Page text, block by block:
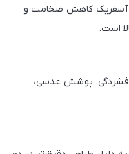
آسفریک کاهش ضخامت و
است.
پوشش عدسی،